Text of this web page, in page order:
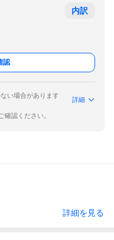
内訳
認
い場合があります
詳細
確認ください。
詳細を見る